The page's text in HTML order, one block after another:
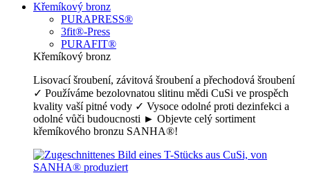
Křemíkový bronz
PURAPRESS®
3fit®-Press
PURAFIT®
Křemíkový bronz
Lisovací šroubení, závitová šroubení a přechodová šroubení
✓ Používáme bezolovnatou slitinu mědi CuSi ve prospěch
kvality vaší pitné vody ✓ Vysoce odolné proti dezinfekci a
odolné vůči budoucnosti ► Objevte celý sortiment
křemíkového bronzu SANHA®!